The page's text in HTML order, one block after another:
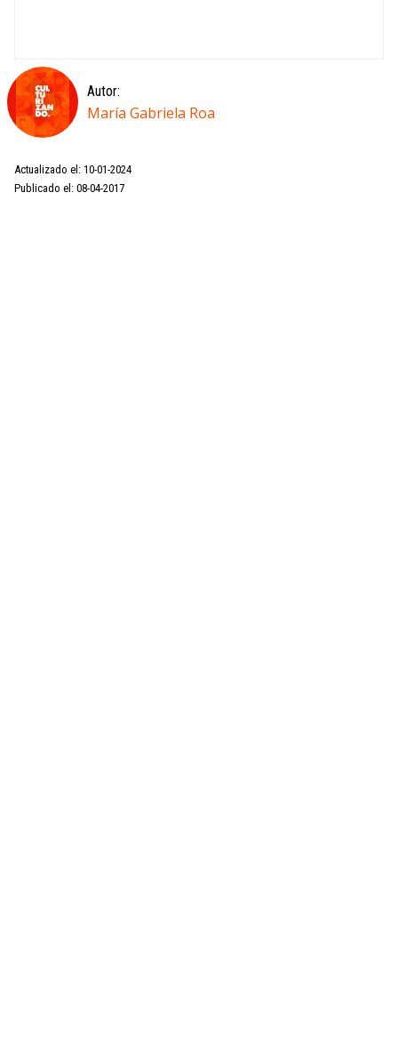
Autor:
María Gabriela Roa
Actualizado el: 10-01-2024
Publicado el: 08-04-2017